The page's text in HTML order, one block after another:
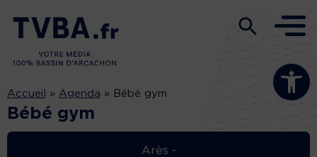
Ouvrir la
Accueil » Agenda » Bébé gym
Bébé gym
Arès -